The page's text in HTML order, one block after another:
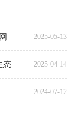
2025-05-13
篇 2025-04-14
2024-07-12